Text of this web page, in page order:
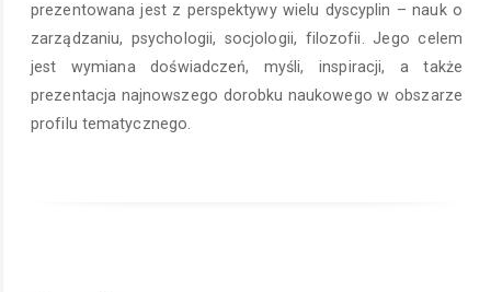
prezentowana jest z perspektywy wielu dyscyplin – nauk o
zarządzaniu, psychologii, socjologii, filozofii. Jego celem
jest wymiana doświadczeń, myśli, inspiracji, a także
prezentacja najnowszego dorobku naukowego w obszarze
profilu tematycznego.